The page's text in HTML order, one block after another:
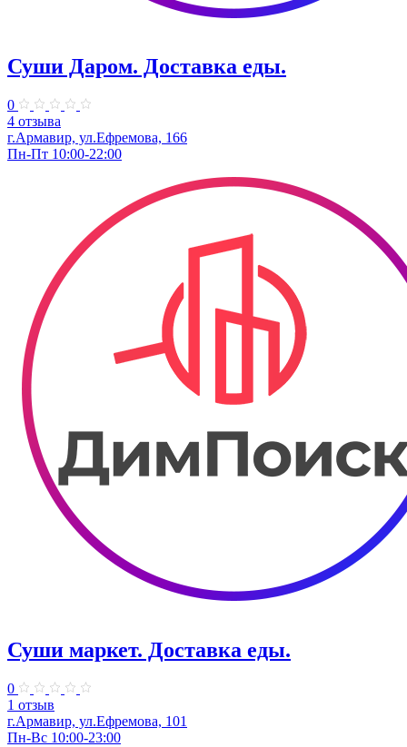
Суши Даром. Доставка еды.
0
4 отзыва
г.Армавир, ул.Ефремова, 166
Пн-Пт 10:00-22:00
Суши маркет. Доставка еды.
0
1 отзыв
г.Армавир, ул.Ефремова, 101
Пн-Вс 10:00-23:00